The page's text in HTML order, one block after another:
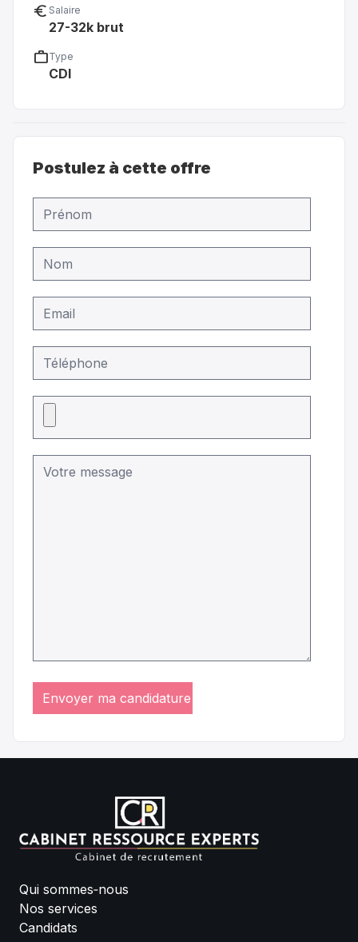
euro_symbol Salaire
27-32k brut
workType
CDI
Postulez à cette offre
Qui sommes‑nous
Nos services
Candidats